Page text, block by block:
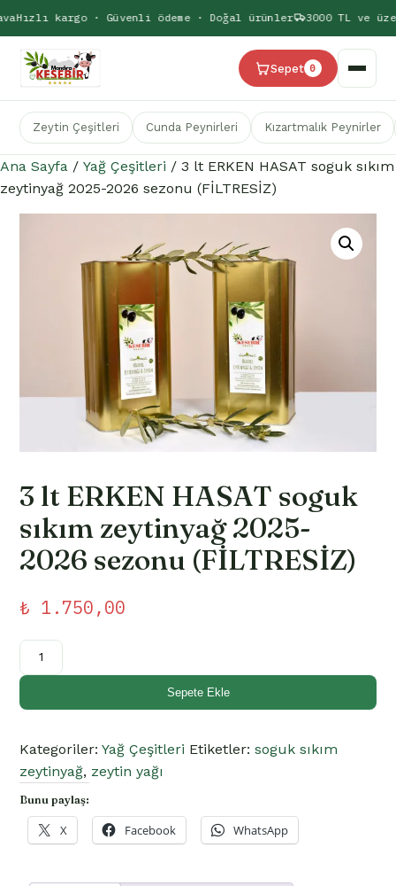
Hızlı kargo · Güvenli ödeme · Doğal ürünler 3000 TL ve
Sepet 0
Zeytin Çeşitleri Cunda Peynirleri Kızartmalık Peynirler
Ana Sayfa / Yağ Çeşitleri / 3 lt ERKEN HASAT soguk sıkım
zeytinyağ 2025-2026 sezonu (FİLTRESİZ)
3 lt ERKEN HASAT soguk
sıkım zeytinyağ 2025-
2026 sezonu (FİLTRESİZ)
₺ 1.750,00
3
lt
sıkım
zeytinyağ
2025-
2026
sezonu
Sepete Ekle
Kategoriler:Yağ Çeşitleri Etiketler:soguk sıkım
zeytinyağ, zeytin yağı
Bunu paylaş:
X Facebook WhatsApp